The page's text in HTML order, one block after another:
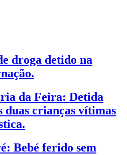
droga detido na
da Feira: Detida
crianças vítimas
Bebé ferido sem